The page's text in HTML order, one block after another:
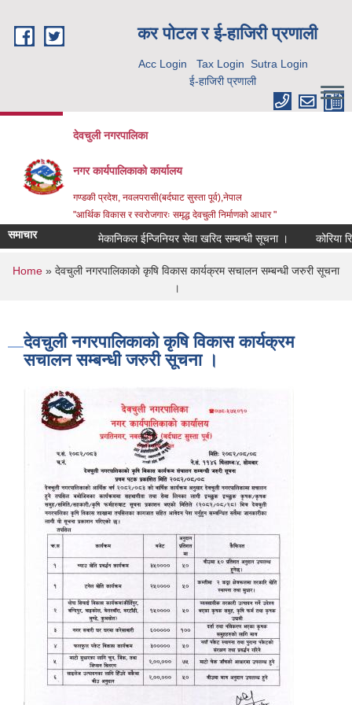
कर पाेटल र ई-हाजिरी प्रणाली
Acc Login Tax Login Sutra Login
ई-हाजिरी प्रणाली
देवचुली नगरपालिका
नगर कार्यपालिकाको कार्यालय
गण्डकी प्रदेश, नवलपरासी(बर्दघाट सुस्ता पूर्व),नेपाल
"आर्थिक विकास र स्वरोजगारः समृद्ध देवचुली निर्माणको आधार "
समाचार मेकानिकल ईन्जिनियर सेवा खरिद सम्बन्धी सूचना । कोरिया
You are here
Home » देवचुली नगरपालिकाकाे कृषि विकास कार्यक्रम स‌चालन सम्बन्धी जरुरी सूचना
।
देवचुली नगरपालिकाकाे कृषि विकास कार्यक्रम
स‌चालन सम्बन्धी जरुरी सूचना ।